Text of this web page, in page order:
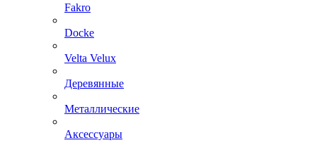
Fakro
Docke
Velta Velux
Деревянные
Металлические
Аксессуары